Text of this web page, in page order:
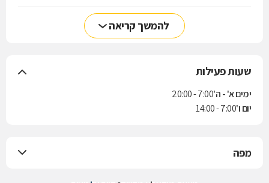
להמשך קריאה
שעות פעילות
ימים א' - ה'7:00 - 20:00
יום ו'7:00 - 14:00
מפה